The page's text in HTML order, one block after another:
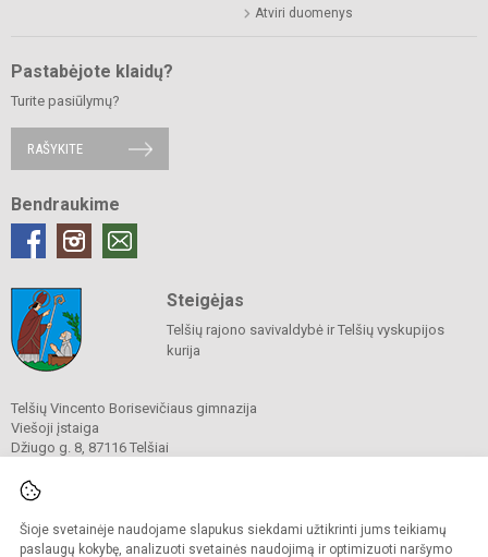
Šioje svetainėje naudojame slapukus siekdami užtikrinti jums teikiamų
paslaugų kokybę, analizuoti svetainės naudojimą ir optimizuoti naršymo
Atviri duomenys
Pastabėjote klaidų?
Turite pasiūlymų?
RAŠYKITE
Bendraukime
Steigėjas
Telšių rajono savivaldybė ir Telšių vyskupijos
kurija
Telšių Vincento Borisevičiaus gimnazija
Viešoji įstaiga
Džiugo g. 8, 87116 Telšiai
El. p.
Duomenys kaupiami ir saugomi
Juridinių asmenų registre
Įmonės kodas 190556414